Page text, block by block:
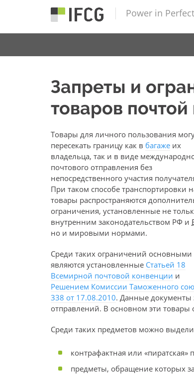
Power in
Запреты и
товаров
Товары для личного пользования
пересекать границу как в багаже их
владельца, так и в виде
почтового отправления без
непосредственного участия
При таком способе транспортировки
товары распространяются
ограничения, установленные не
внутренним законодательством РФ и
но и мировыми нормами.
Среди таких ограничений основными
являются установленные Статьей 18
Всемирной почтовой конвенции и
Решением Комиссии Таможенного
338 от 17.08.2010. Данные документы
отправлений. В основном эти
Среди таких предметов можно
контрафактная или «пиратская»
предметы, обращение которых